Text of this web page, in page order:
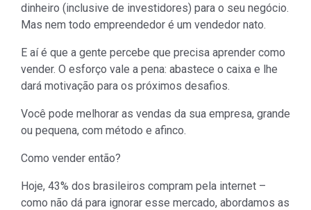
dinheiro (inclusive de investidores) para o seu negócio.
Mas nem todo empreendedor é um vendedor nato.
E aí é que a gente percebe que precisa aprender como
vender. O esforço vale a pena: abastece o caixa e lhe
dará motivação para os próximos desafios.
Você pode melhorar as vendas da sua empresa, grande
ou pequena, com método e afinco.
Como vender então?
Hoje, 43% dos brasileiros compram pela internet –
como não dá para ignorar esse mercado, abordamos as